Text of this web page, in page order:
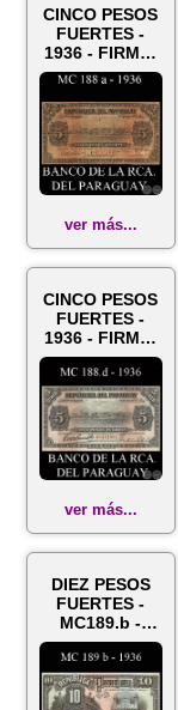
CINCO PESOS
FUERTES -
1936 - FIRMA:
CIRILO
FRANCISCO
C...
ver más...
CINCO PESOS
FUERTES -
1936 - FIRMA:
EVELIO
GONZÁLEZ -
..............
ver más...
DIEZ PESOS
FUERTES -
MC189.b -
FIRMA:
EVELIO
GONZÁLEZ –
FRANCISCO...